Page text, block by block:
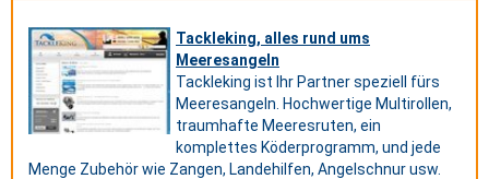
Tackleking, alles rund ums
Meeresangeln
Tackleking ist Ihr Partner speziell fürs
Meeresangeln. Hochwertige Multirollen,
traumhafte Meeresruten, ein
komplettes Köderprogramm, und jede
Menge Zubehör wie Zangen, Landehilfen, Angelschnur usw.